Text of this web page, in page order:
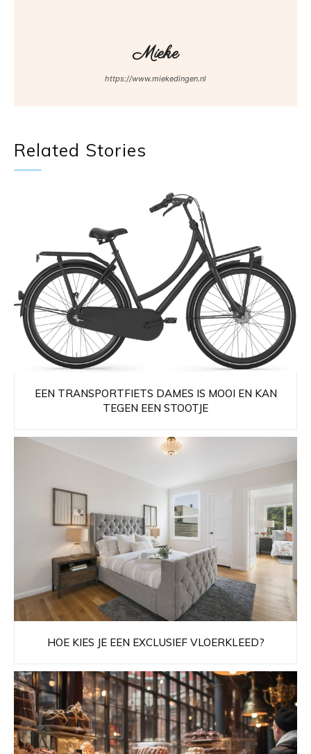
Mieke
https://www.miekedingen.nl
Related Stories
EEN TRANSPORTFIETS DAMES IS MOOI EN KAN
TEGEN EEN STOOTJE
HOE KIES JE EEN EXCLUSIEF VLOERKLEED?